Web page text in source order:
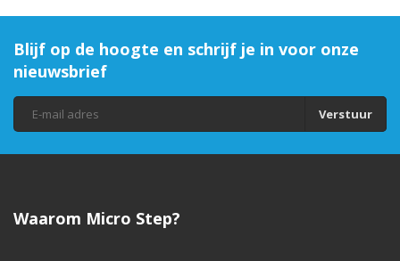
Blijf op de hoogte en schrijf je in voor onze
nieuwsbrief
Verstuur
Waarom Micro Step?